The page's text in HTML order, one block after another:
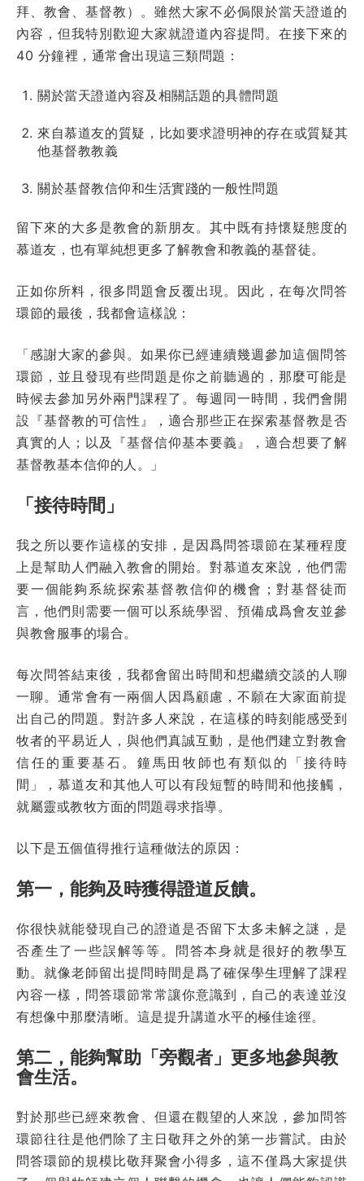
拜、教會、基督教）。雖然大家不必侷限於當天證道的
內容，但我特別歡迎大家就證道內容提問。在接下來的
40 分鐘裡，通常會出現這三類問題：
關於當天證道內容及相關話題的具體問題
來自慕道友的質疑，比如要求證明神的存在或質疑其
他基督教教義
關於基督教信仰和生活實踐的一般性問題
留下來的大多是教會的新朋友。其中既有持懷疑態度的
慕道友，也有單純想更多了解教會和教義的基督徒。
正如你所料，很多問題會反覆出現。因此，在每次問答
環節的最後，我都會這樣說：
「感謝大家的參與。如果你已經連續幾週參加這個問答
環節，並且發現有些問題是你之前聽過的，那麼可能是
時候去參加另外兩門課程了。每週同一時間，我們會開
設『基督教的可信性』，適合那些正在探索基督教是否
真實的人；以及『基督信仰基本要義』，適合想要了解
基督教基本信仰的人。」
「接待時間」
我之所以要作這樣的安排，是因爲問答環節在某種程度
上是幫助人們融入教會的開始。對慕道友來說，他們需
要一個能夠系統探索基督教信仰的機會；對基督徒而
言，他們則需要一個可以系統學習、預備成爲會友並參
與教會服事的場合。
每次問答結束後，我都會留出時間和想繼續交談的人聊
一聊。通常會有一兩個人因爲顧慮，不願在大家面前提
出自己的問題。對許多人來說，在這樣的時刻能感受到
牧者的平易近人，與他們真誠互動，是他們建立對教會
信任的重要基石。鐘馬田牧師也有類似的「接待時
間」，慕道友和其他人可以有段短暫的時間和他接觸，
就屬靈或教牧方面的問題尋求指導。
以下是五個值得推行這種做法的原因：
第一，能夠及時獲得證道反饋。
你很快就能發現自己的證道是否留下太多未解之謎，是
否產生了一些誤解等等。問答本身就是很好的教學互
動。就像老師留出提問時間是爲了確保學生理解了課程
內容一樣，問答環節常常讓你意識到，自己的表達並沒
有想像中那麼清晰。這是提升講道水平的極佳途徑。
第二，能夠幫助「旁觀者」更多地參與教
會生活。
對於那些已經來教會、但還在觀望的人來說，參加問答
環節往往是他們除了主日敬拜之外的第一步嘗試。由於
問答環節的規模比敬拜聚會小得多，這不僅爲大家提供